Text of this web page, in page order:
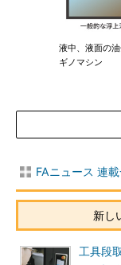
液中、液面の
ギノマシン
FAニュース 連
新し
工具段